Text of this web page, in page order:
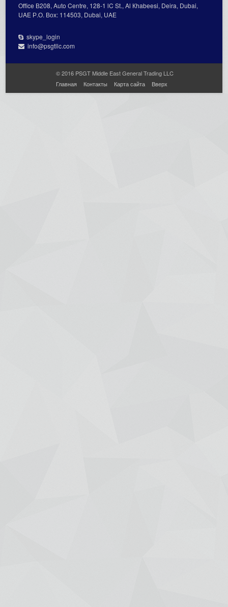
Office В208, Auto Centre, 128-1 lC St., Al Кhabeesi, Deira, Dubai,
UAE Р.О. Вох: 114503, Dubai, UAE
skype_login
info@psgtllc.com
© 2016 PSGT Middle East General Trading LLC
Главная
Контакты Карта сайта Вверх